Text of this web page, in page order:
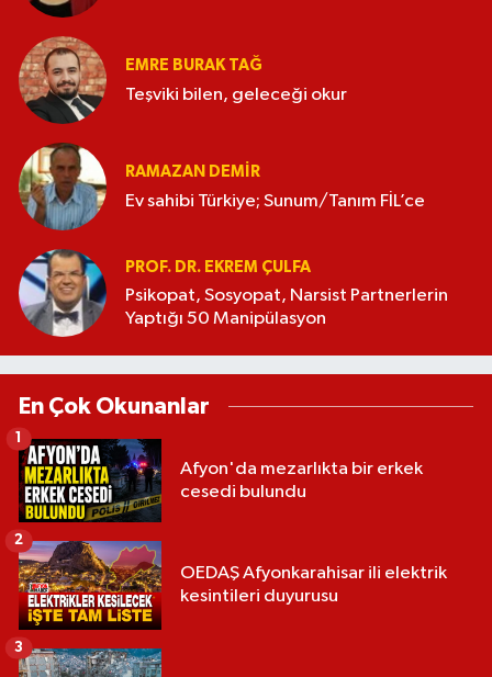
EMRE BURAK TAĞ
Teşviki bilen, geleceği okur
RAMAZAN DEMİR
Ev sahibi Türkiye; Sunum/Tanım FİL’ce
PROF. DR. EKREM ÇULFA
Psikopat, Sosyopat, Narsist Partnerlerin
Yaptığı 50 Manipülasyon
En Çok Okunanlar
Afyon'da mezarlıkta bir erkek
cesedi bulundu
1
OEDAŞ Afyonkarahisar ili elektrik
kesintileri duyurusu
2
3